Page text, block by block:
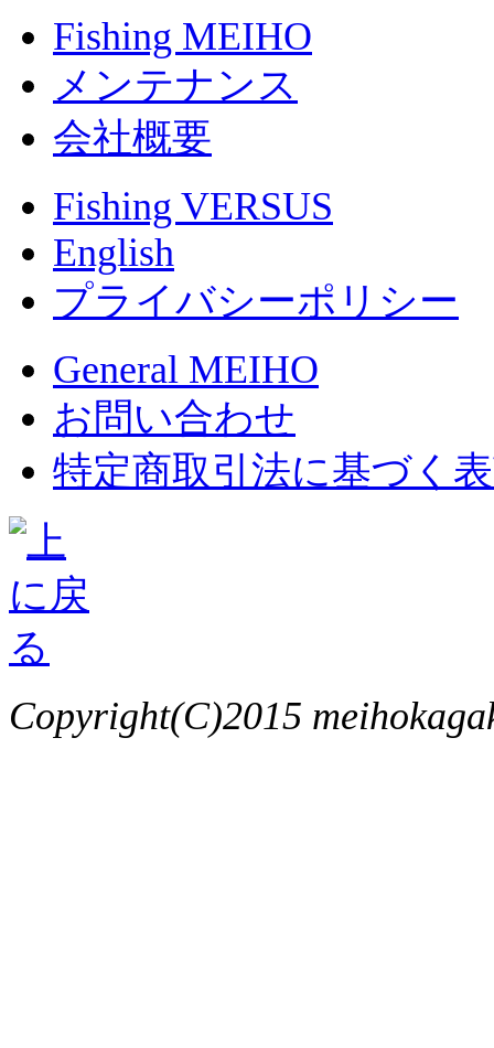
Fishing MEIHO
メンテナンス
会社概要
Fishing VERSUS
English
プライバシーポリシー
General MEIHO
お問い合わせ
特定商取引法に基づく
Copyright(C)2015